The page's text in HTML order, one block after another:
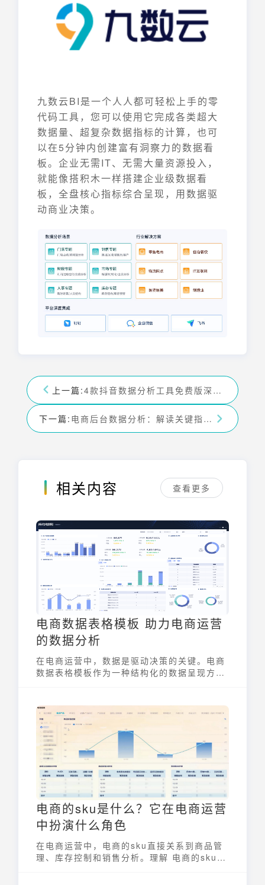
九数云BI是一个人人都可轻松上手的零
代码工具，您可以使用它完成各类超大
数据量、超复杂数据指标的计算，也可
以在5分钟内创建富有洞察力的数据看
板。企业无需IT、无需大量资源投入，
就能像搭积木一样搭建企业级数据看
板，全盘核心指标综合呈现，用数据驱
动商业决策。
上一篇: 4款抖音数据分析工具免费版深度对比
下一篇: 电商后台数据分析：解读关键指标，提升运营效率
相关内容 查看更多
电商数据表格模板 助力电商运营
的数据分析
在电商运营中，数据是驱动决策的关键。电商
数据表格模板作为一种结构化的数据呈现方
绩。通过规范化的表格，复杂的数据变得清晰
易懂，为精细化运营提供了有力支持。
电商的sku是什么？它在电商运营
中扮演什么角色
在电商运营中，电商的sku直接关系到商品管
理、库存控制和销售分析。理解 电商的sku是